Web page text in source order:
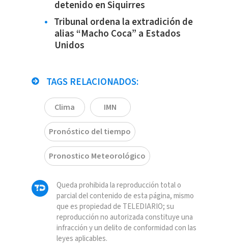
detenido en Siquirres
Tribunal ordena la extradición de
alias “Macho Coca” a Estados
Unidos
TAGS RELACIONADOS:
Clima IMN
Pronóstico del tiempo
Pronostico Meteorológico
Queda prohibida la reproducción total o
parcial del contenido de esta página, mismo
que es propiedad de TELEDIARIO; su
reproducción no autorizada constituye una
infracción y un delito de conformidad con las
leyes aplicables.